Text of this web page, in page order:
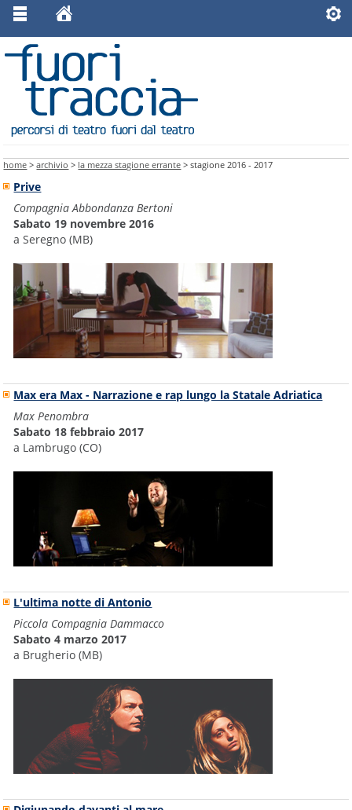
home >archivio > la mezza stagione errante > stagione 2016 - 2017
Prive
Compagnia Abbondanza Bertoni
Sabato 19 novembre 2016
a Seregno (MB)
Max era Max - Narrazione e rap lungo la Statale Adriatica
Max Penombra
Sabato 18 febbraio 2017
a Lambrugo (CO)
L'ultima notte di Antonio
Piccola Compagnia Dammacco
Sabato 4 marzo 2017
a Brugherio (MB)